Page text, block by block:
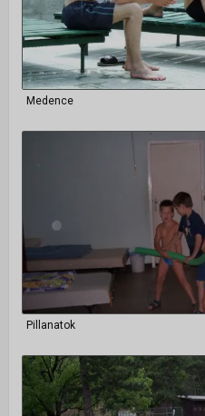
Medence
Pillanatok